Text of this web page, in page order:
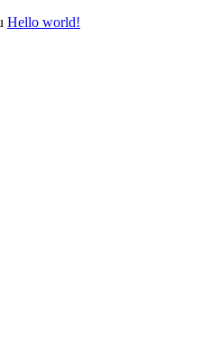
Hello world!